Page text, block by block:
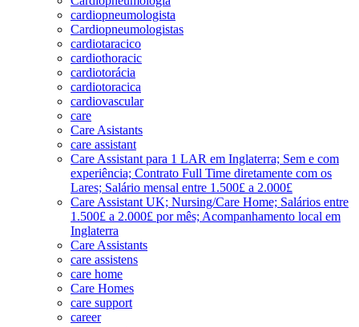
cardiopneumologista
Cardiopneumologistas
cardiotaracico
cardiothoracic
cardiotorácia
cardiotoracica
cardiovascular
care
Care Asistants
care assistant
Care Assistant para 1 LAR em Inglaterra; Sem e com
experiência; Contrato Full Time diretamente com os
Lares; Salário mensal entre 1.500£ a 2.000£
Care Assistant UK; Nursing/Care Home; Salários entre
1.500£ a 2.000£ por mês; Acompanhamento local em
Inglaterra
Care Assistants
care assistens
care home
Care Homes
care support
career